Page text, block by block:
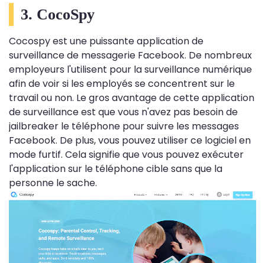
3. CocoSpy
Cocospy est une puissante application de
surveillance de messagerie Facebook. De nombreux
employeurs l'utilisent pour la surveillance numérique
afin de voir si les employés se concentrent sur le
travail ou non. Le gros avantage de cette application
de surveillance est que vous n'avez pas besoin de
jailbreaker le téléphone pour suivre les messages
Facebook. De plus, vous pouvez utiliser ce logiciel en
mode furtif. Cela signifie que vous pouvez exécuter
l'application sur le téléphone cible sans que la
personne le sache.